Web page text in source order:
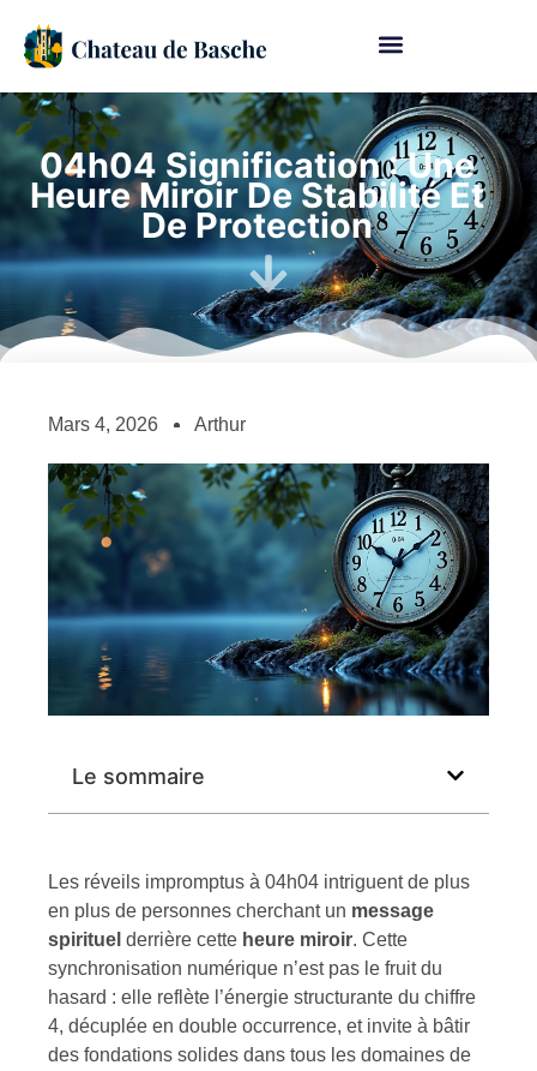
04h04 Signification : Une
Heure Miroir De Stabilité Et
De Protection
Mars 4, 2026 Arthur
Le sommaire
Les réveils impromptus à 04h04 intriguent de plus
en plus de personnes cherchant un message
spirituel derrière cette heure miroir. Cette
synchronisation numérique n’est pas le fruit du
hasard : elle reflète l’énergie structurante du chiffre
4, décuplée en double occurrence, et invite à bâtir
des fondations solides dans tous les domaines de